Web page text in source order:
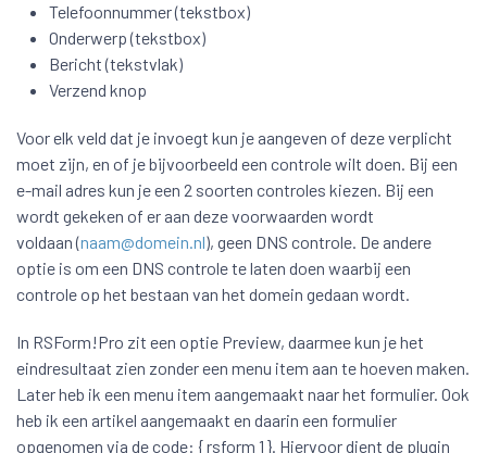
Telefoonnummer (tekstbox)
Onderwerp (tekstbox)
Bericht (tekstvlak)
Verzend knop
Voor elk veld dat je invoegt kun je aangeven of deze verplicht
moet zijn, en of je bijvoorbeeld een controle wilt doen. Bij een
e-mail adres kun je een 2 soorten controles kiezen. Bij een
wordt gekeken of er aan deze voorwaarden wordt
voldaan (naam@domein.nl), geen DNS controle. De andere
optie is om een DNS controle te laten doen waarbij een
controle op het bestaan van het domein gedaan wordt.
In RSForm!Pro zit een optie Preview, daarmee kun je het
eindresultaat zien zonder een menu item aan te hoeven maken.
Later heb ik een menu item aangemaakt naar het formulier. Ook
heb ik een artikel aangemaakt en daarin een formulier
opgenomen via de code: { rsform 1 }. Hiervoor dient de plugin